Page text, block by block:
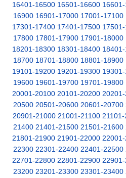
16401-16500 16501-16600
16900 16901-17000 17001-17100
17301-17400 17401-17500
17800 17801-17900 17901-18000
18201-18300 18301-18400
18700 18701-18800 18801-18900
19101-19200 19201-19300
19600 19601-19700 19701-19800
20001-20100 20101-20200
20500 20501-20600 20601-20700
20901-21000 21001-21100
21400 21401-21500 21501-21600
21801-21900 21901-22000
22300 22301-22400 22401-22500
22701-22800 22801-22900
23200 23201-23300 23301-23400